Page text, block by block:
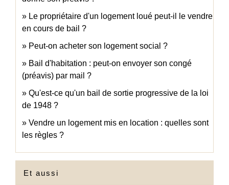
Le propriétaire d'un logement loué peut-il le vendre
en cours de bail ?
Peut-on acheter son logement social ?
Bail d'habitation : peut-on envoyer son congé
(préavis) par mail ?
Qu'est-ce qu'un bail de sortie progressive de la loi
de 1948 ?
Vendre un logement mis en location : quelles sont
les règles ?
Et aussi